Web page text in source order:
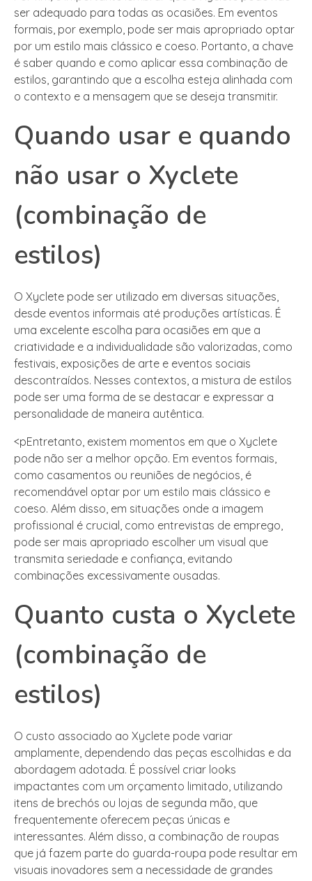
ser adequado para todas as ocasiões. Em eventos
formais, por exemplo, pode ser mais apropriado optar
por um estilo mais clássico e coeso. Portanto, a chave
é saber quando e como aplicar essa combinação de
estilos, garantindo que a escolha esteja alinhada com
o contexto e a mensagem que se deseja transmitir.
Quando usar e quando
não usar o Xyclete
(combinação de
estilos)
O Xyclete pode ser utilizado em diversas situações,
desde eventos informais até produções artísticas. É
uma excelente escolha para ocasiões em que a
criatividade e a individualidade são valorizadas, como
festivais, exposições de arte e eventos sociais
descontraídos. Nesses contextos, a mistura de estilos
pode ser uma forma de se destacar e expressar a
personalidade de maneira autêntica.
<pEntretanto, existem momentos em que o Xyclete
pode não ser a melhor opção. Em eventos formais,
como casamentos ou reuniões de negócios, é
recomendável optar por um estilo mais clássico e
coeso. Além disso, em situações onde a imagem
profissional é crucial, como entrevistas de emprego,
pode ser mais apropriado escolher um visual que
transmita seriedade e confiança, evitando
combinações excessivamente ousadas.
Quanto custa o Xyclete
(combinação de
estilos)
O custo associado ao Xyclete pode variar
amplamente, dependendo das peças escolhidas e da
abordagem adotada. É possível criar looks
impactantes com um orçamento limitado, utilizando
itens de brechós ou lojas de segunda mão, que
frequentemente oferecem peças únicas e
interessantes. Além disso, a combinação de roupas
que já fazem parte do guarda-roupa pode resultar em
visuais inovadores sem a necessidade de grandes